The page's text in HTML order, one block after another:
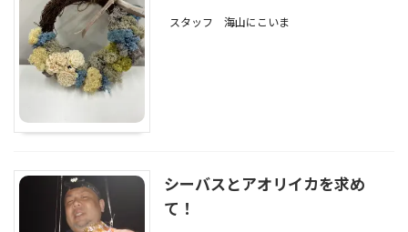
スタッフ 海山にこいま
シーバスとアオリイカを求め
て！